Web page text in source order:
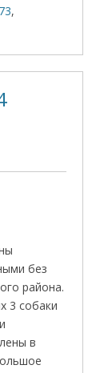
,
без
района.
3 собаки
в